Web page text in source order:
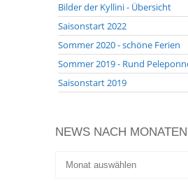
Bilder der Kyllini - Übersicht
Saisonstart 2022
Sommer 2020 - schöne Ferien
Sommer 2019 - Rund
Saisonstart 2019
NEWS NACH MONATEN